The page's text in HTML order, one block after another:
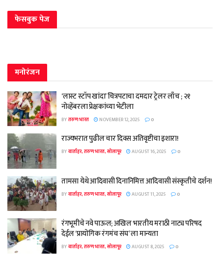
फेसबुक पेज
मनोरंजन
‘लास्ट स्टॉप खांदा’ चित्रपटाचा दमदार ट्रेलर लाँच ; २१
नोव्हेंबरला प्रेक्षकांच्या भेटीला
BYतरुण भारत NOVEMBER 12, 2025 0
राज्यभरात पुढील चार दिवस अतिवृष्टीचा इशारा!
BYवार्ताहर, तरुण भारत, सोलापूर AUGUST 16, 2025 0
तामसा येथे आदिवासी दिनानिमित्त आदिवासी संस्कृतीचे दर्शन!
BYवार्ताहर, तरुण भारत, सोलापूर AUGUST 11, 2025 0
रंगभूमीचे नवे पाऊल; अखिल भारतीय मराठी नाट्य परिषद
देईल ‘प्रायोगिक रंगमंच संघ’ ला मान्यता
BYवार्ताहर, तरुण भारत, सोलापूर AUGUST 8, 2025 0